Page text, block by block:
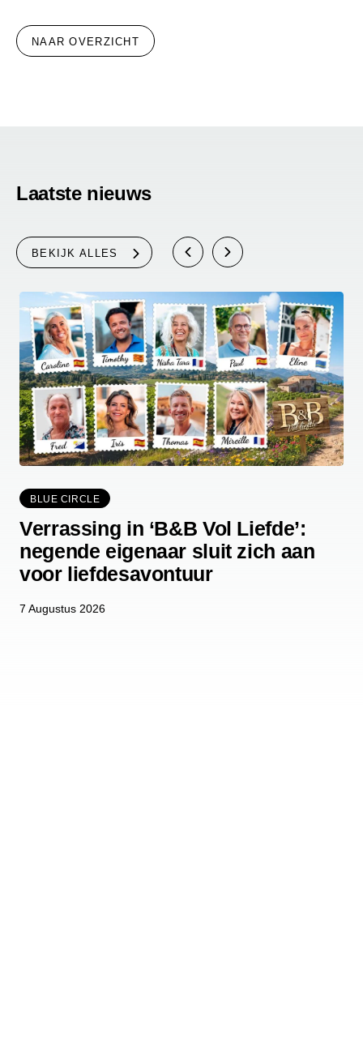
NAAR OVERZICHT
Laatste nieuws
BEKIJK ALLES
BLUE CIRCLE
Verrassing in ‘B&B Vol Liefde’:
negende eigenaar sluit zich aan
voor liefdesavontuur
7 Augustus 2026